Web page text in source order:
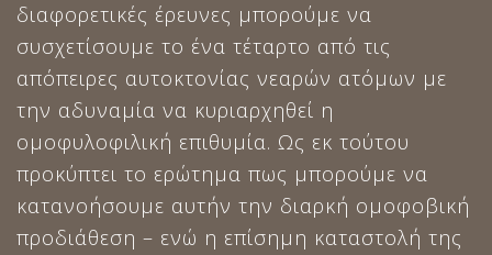
διαφορετικές έρευνες μπορούμε να
συσχετίσουμε το ένα τέταρτο από τις
απόπειρες αυτοκτονίας νεαρών ατόμων με
την αδυναμία να κυριαρχηθεί η
ομοφυλοφιλική επιθυμία. Ως εκ τούτου
προκύπτει το ερώτημα πως μπορούμε να
κατανοήσουμε αυτήν την διαρκή ομοφοβική
προδιάθεση – ενώ η επίσημη καταστολή της